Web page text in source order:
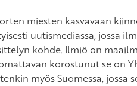
miesten kasvavaan
uutismediassa, jossa
kohde. Ilmiö on
korostunut se on
myös Suomessa,